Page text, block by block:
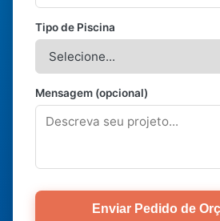
Tipo de Piscina
Mensagem (opcional)
Enviar Pedido de